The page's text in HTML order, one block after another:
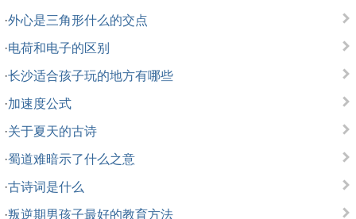
·外心是三角形什么的交点
·电荷和电子的区别
·长沙适合孩子玩的地方有哪些
·加速度公式
·关于夏天的古诗
·蜀道难暗示了什么之意
·古诗词是什么
·叛逆期男孩子最好的教育方法